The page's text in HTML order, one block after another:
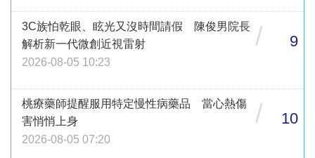
3C族怕乾眼、眩光又沒時間請假 陳俊男院長
解析新一代微創近視雷射
2026-08-05 10:23
/ 9
桃療藥師提醒服用特定慢性病藥品 當心熱傷
害悄悄上身
2026-08-05 07:20
/ 10